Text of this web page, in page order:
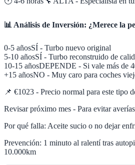
📊 Análisis de Inversión: ¿Merece la
0-5 añosSÍ - Turbo nuevo original
5-10 añosSÍ - Turbo reconstruido de
10-15 añosDEPENDE - Si vale más de
+15 añosNO - Muy caro para coches
📌 €1023 - Precio normal para este tipo
Revisar próximo mes - Para evitar
Por qué falla: Aceite sucio o no dejar
Prevención: 1 minuto al ralentí tras
10.000km